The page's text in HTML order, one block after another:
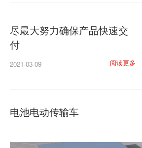
尽最大努力确保产品快速交
付
2021-03-09 阅读更多
电池电动传输车